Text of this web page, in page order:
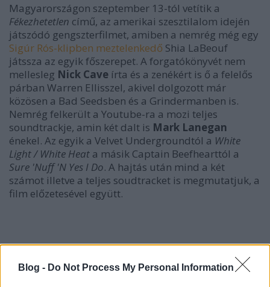
Blog - Do Not Process My Personal Information
Magyarországon szeptember 13-tól vetítik a
Fékezhetetlen című, az amerikai szesztilalom idején
játszódó gengszterfilmet, amiben a nemrég még egy
Sigúr Rós-klipben meztelenkedő Shia LaBeouf
játssza az egyik főszerepet. A forgatókönyvét nem
mellesleg Nick Cave írta és a zenékért is ő a felelős
párban Warren Ellisszel, akivel dolgozott már
közösen a Bad Seedsben és a Grindermanben is.
Nemrég felkerült a Youtube-ra a mozi teljes
soundtrackje, amin két dalt is Mark Lanegan
énekel. Az egyik a Velvet Undergroundtól a White
Light / White Heat a másik Captain Beefhearttól a
Sure 'Nuff 'N Yes I Do. A hajtás után mind a két
számot illetve a teljes soudtracket is megmutatjuk, a
film előzetesével együtt.